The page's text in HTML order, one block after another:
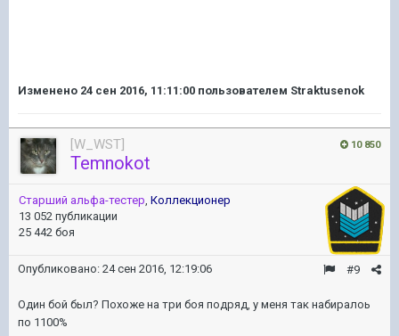
Изменено 24 сен 2016, 11:11:00 пользователем Straktusenok
10 850
[W_WST]
Temnokot
Старший альфа-тестер, Коллекционер
13 052 публикации
25 442 боя
#9
Опубликовано: 24 сен 2016, 12:19:06
Один бой был? Похоже на три боя подряд, у меня так набиралоь
по 1100%